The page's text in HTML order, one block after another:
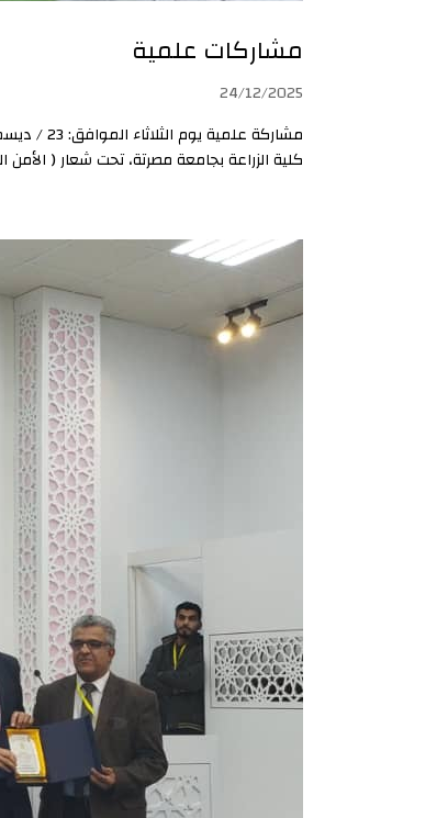
مشاركات علمية
24/12/2025
كلية الزراعة بجامعة مصرتة، تحت شعار ( الأمن